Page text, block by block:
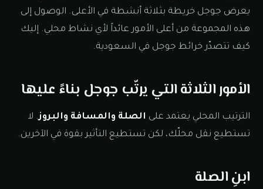
يعرض جوجل خريطة بثلاثة أنشطة في الأعلى. الوصول إلى
هذه المجموعة من أعلى الأمور عائداً لأي نشاط محلي. إليك
كيف تتصدّر خرائط جوجل في السعودية.
الأمور الثلاثة التي يرتّب جوجل بناءً عليها
الترتيب المحلي يعتمد على الصلة والمسافة والبروز. لا
تستطيع نقل محلّك، لكن تستطيع التأثير بقوة في الآخرين.
ابنِ الصلة